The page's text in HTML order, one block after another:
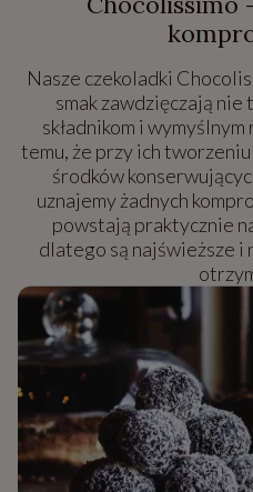
Nasze czekoladki
smak zawdzięczają
składnikom i
temu, że przy ich
środków
uznajemy żadnych
powstają praktycznie
dlatego są najświeższe i